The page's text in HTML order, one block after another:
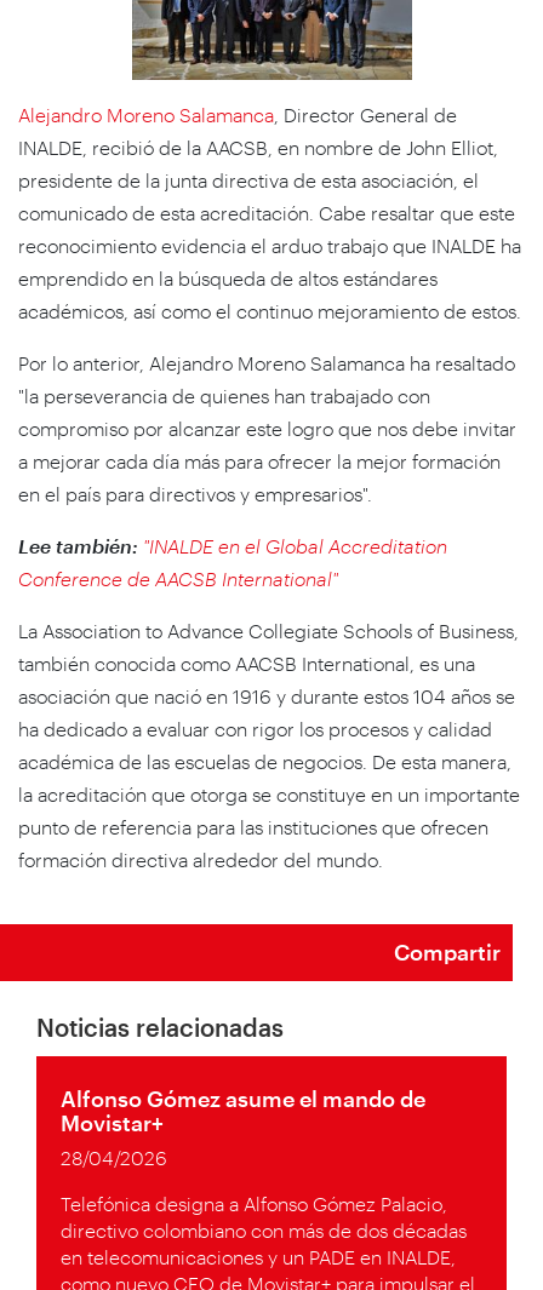
Alejandro Moreno Salamanca , Director General de
INALDE, recibió de la AACSB, en nombre de John Elliot,
presidente de la junta directiva de esta asociación, el
comunicado de esta acreditación. Cabe resaltar que este
reconocimiento evidencia el arduo trabajo que INALDE ha
emprendido en la búsqueda de altos estándares
académicos, así como el continuo mejoramiento de estos.
Por lo anterior, Alejandro Moreno Salamanca ha resaltado
"la perseverancia de quienes han trabajado con
compromiso por alcanzar este logro que nos debe invitar
a mejorar cada día más para ofrecer la mejor formación
en el país para directivos y empresarios".
Lee también: "INALDE en el Global Accreditation
Conference de AACSB International"
La Association to Advance Collegiate Schools of Business,
también conocida como AACSB International, es una
asociación que nació en 1916 y durante estos 104 años se
ha dedicado a evaluar con rigor los procesos y calidad
académica de las escuelas de negocios. De esta manera,
la acreditación que otorga se constituye en un importante
punto de referencia para las instituciones que ofrecen
formación directiva alrededor del mundo.
Compartir
Noticias relacionadas
Alfonso Gómez asume el mando de
Movistar+
28/04/2026
Telefónica designa a Alfonso Gómez Palacio,
directivo colombiano con más de dos décadas
en telecomunicaciones y un PADE en INALDE,
como nuevo CEO de Movistar+ para impulsar el